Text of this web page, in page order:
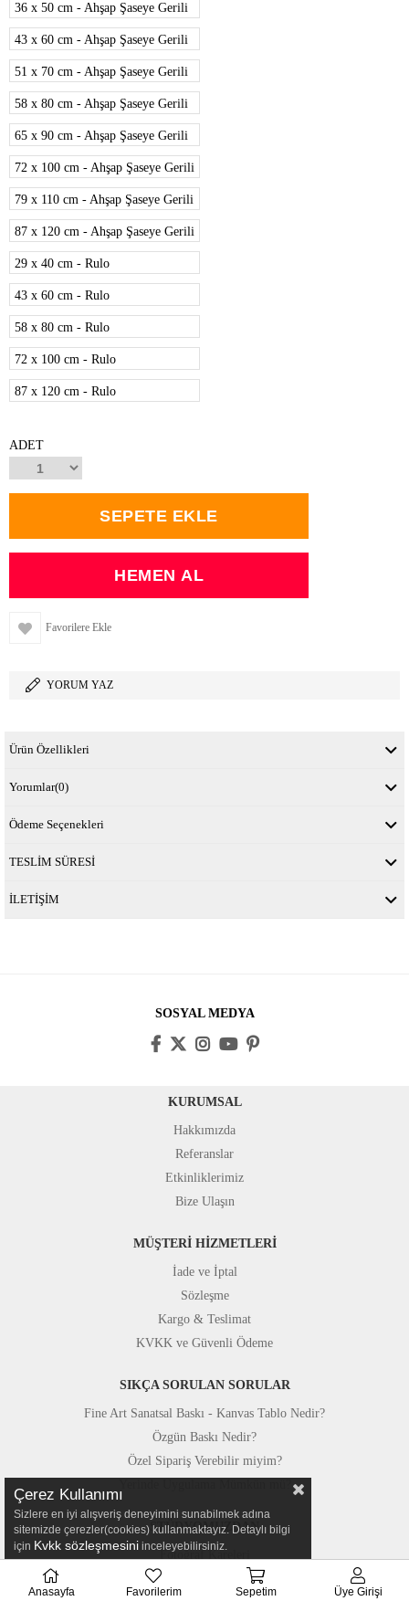
36 x 50 cm - Ahşap Şaseye Gerili
43 x 60 cm - Ahşap Şaseye Gerili
51 x 70 cm - Ahşap Şaseye Gerili
58 x 80 cm - Ahşap Şaseye Gerili
65 x 90 cm - Ahşap Şaseye Gerili
72 x 100 cm - Ahşap Şaseye Gerili
79 x 110 cm - Ahşap Şaseye Gerili
87 x 120 cm - Ahşap Şaseye Gerili
29 x 40 cm - Rulo
43 x 60 cm - Rulo
58 x 80 cm - Rulo
72 x 100 cm - Rulo
87 x 120 cm - Rulo
ADET
Favorilere Ekle
YORUM YAZ
Ürün Özellikleri
Yorumlar(0)
Ödeme Seçenekleri
TESLİM SÜRESİ
İLETİŞİM
SOSYAL MEDYA
KURUMSAL
Hakkımızda
Referanslar
Etkinliklerimiz
Bize Ulaşın
MÜŞTERİ HİZMETLERİ
İade ve İptal
Sözleşme
Kargo & Teslimat
KVKK ve Güvenli Ödeme
SIKÇA SORULAN SORULAR
Fine Art Sanatsal Baskı - Kanvas Tablo Nedir?
Özgün Baskı Nedir?
Özel Sipariş Verebilir miyim?
STÜDYOMUZDAN
Fotoğraf Kareleri
Basında Canvastar
Çerez Kullanımı
Sizlere en iyi alışveriş deneyimini sunabilmek adına
sitemizde çerezler(cookies) kullanmaktayız. Detaylı bilgi
için Kvkk sözleşmesini inceleyebilirsiniz.
Anasayfa Favorilerim Sepetim Üye Girişi